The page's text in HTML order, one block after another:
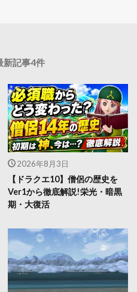
新記事4件
2026年8月3日
【ドラクエ10】僧侶の歴史を
Ver1から徹底解説!栄光・暗黒
期・大復活